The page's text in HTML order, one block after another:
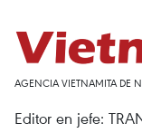
AGENCIA VIETNAMITA DE
Editor en jefe: